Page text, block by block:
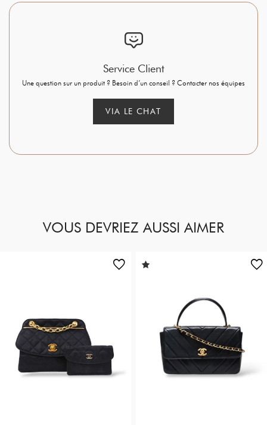
Service Client
Une question sur un produit ? Besoin d’un conseil ? Contacter nos équipes
VIA LE CHAT
VOUS DEVRIEZ AUSSI AIMER